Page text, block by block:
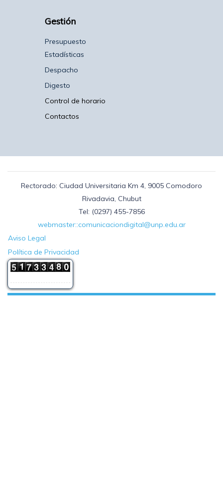
Gestión
Presupuesto
Estadísticas
Despacho
Digesto
Control de horario
Contactos
Rectorado: Ciudad Universitaria Km 4, 9005 Comodoro
Rivadavia, Chubut
Tel: (0297) 455-7856
webmaster::comunicaciondigital@unp.edu.ar
Aviso Legal
Política de Privacidad